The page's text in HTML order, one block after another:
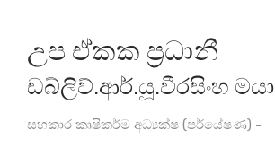
උප ඒකක ප්‍රධානී
ඩබ්ලිව්.ආර්.යූ.වීරසිංහ මයා
සහකාර කෘෂිකර්ම අධ්‍යක්ෂ (පර්යේෂණ) -